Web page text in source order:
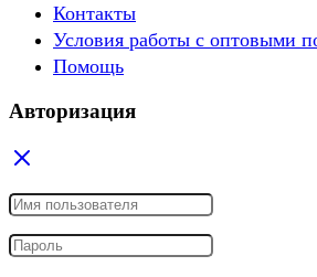
Контакты
Условия работы с оптовыми
Помощь
Авторизация